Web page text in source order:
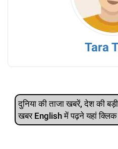
Tara
दुनिया की ताजा खबरें, देश की
खबर English में पढ़ने यहां